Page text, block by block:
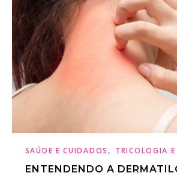
SAÚDE E CUIDADOS , TRICOLOGIA
ENTENDENDO A